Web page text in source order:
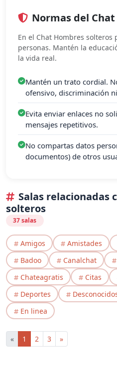
Normas del
En el Chat Hombres
personas. Mantén la
la vida real.
Mantén un trato cordial.
ofensivo, discriminación
Evita enviar enlaces no
mensajes repetitivos.
No compartas datos
documentos) de otros
Salas relacionadas
solteros
37 salas
Amigos Amistades
Badoo
Canalchat
Chateagratis
Citas
Deportes
En linea
« 1 2 3 »